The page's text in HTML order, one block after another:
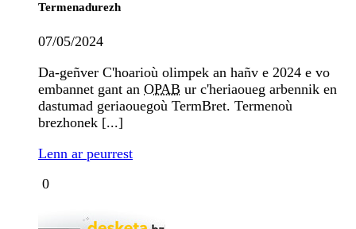
Termenadurezh
07/05/2024
Da-geñver C'hoarioù olimpek an hañv e 2024 e vo
embannet gant an OPAB ur c'heriaoueg arbennik en
dastumad geriaouegoù TermBret. Termenoù
brezhonek [...]
Lenn ar peurrest
0